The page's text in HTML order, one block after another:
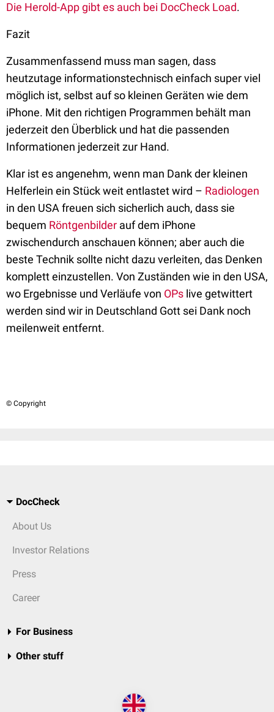
Die Herold-App gibt es auch bei DocCheck Load.
Fazit
Zusammenfassend muss man sagen, dass
heutzutage informationstechnisch einfach super viel
möglich ist, selbst auf so kleinen Geräten wie dem
iPhone. Mit den richtigen Programmen behält man
jederzeit den Überblick und hat die passenden
Informationen jederzeit zur Hand.
Klar ist es angenehm, wenn man Dank der kleinen
Helferlein ein Stück weit entlastet wird – Radiologen
in den USA freuen sich sicherlich auch, dass sie
bequem Röntgenbilder auf dem iPhone
zwischendurch anschauen können; aber auch die
beste Technik sollte nicht dazu verleiten, das Denken
komplett einzustellen. Von Zuständen wie in den USA,
wo Ergebnisse und Verläufe von OPs live getwittert
werden sind wir in Deutschland Gott sei Dank noch
meilenweit entfernt.
© Copyright
DocCheck
About Us
Investor Relations
Press
Career
For Business
Other stuff